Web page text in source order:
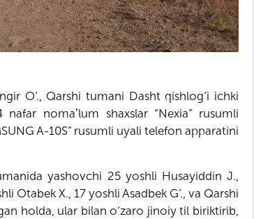
O‘., Qarshi tumani Dasht qishlog‘i ichki
nomaʼlum shaxslar “Nexia” rusumli
A-10S” rusumli uyali telefon apparatini
yashovchi 25 yoshli Husayiddin J.,
Otabek X., 17 yoshli Asadbek G‘., va Qarshi
holda, ular bilan o‘zaro jinoiy til biriktirib,